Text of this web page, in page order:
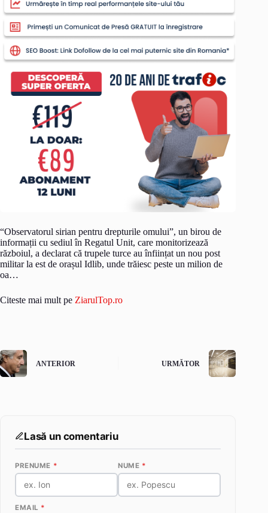
“Observatorul sirian pentru drepturile omului”, un birou de
informații cu sediul în Regatul Unit, care monitorizează
războiul, a declarat că trupele turce au înființat un nou post
militar la est de orașul Idlib, unde trăiesc peste un milion de
oa…
Citeste mai mult pe ZiarulTop.ro
ANTERIOR URMĂTOR
Lasă un comentariu
PRENUME * NUME *
EMAIL *